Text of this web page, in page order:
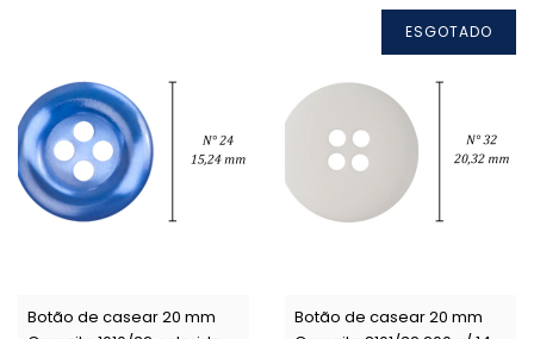
Botão de casear 20 mm
ESGOTADO
Botão de casear 20 mm